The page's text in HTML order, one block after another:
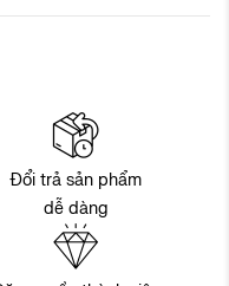
Đổi trả sản phẩm
dễ dàng